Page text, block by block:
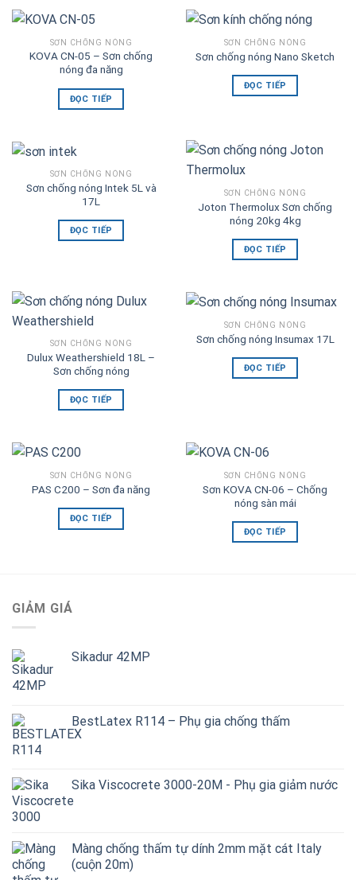
SƠN CHỐNG NÓNG
KOVA CN-05 – Sơn chống
nóng đa năng
ĐỌC TIẾP
SƠN CHỐNG NÓNG
Sơn chống nóng Nano Sketch
ĐỌC TIẾP
SƠN CHỐNG NÓNG
Sơn chống nóng Intek 5L và
17L
ĐỌC TIẾP
SƠN CHỐNG NÓNG
Joton Thermolux Sơn chống
nóng 20kg 4kg
ĐỌC TIẾP
SƠN CHỐNG NÓNG
Dulux Weathershield 18L –
Sơn chống nóng
ĐỌC TIẾP
SƠN CHỐNG NÓNG
Sơn chống nóng Insumax 17L
ĐỌC TIẾP
SƠN CHỐNG NÓNG
PAS C200 – Sơn đa năng
ĐỌC TIẾP
SƠN CHỐNG NÓNG
Sơn KOVA CN-06 – Chống
nóng sàn mái
ĐỌC TIẾP
GIẢM GIÁ
Sikadur 42MP
BestLatex R114 – Phụ gia chống thấm
Sika Viscocrete 3000-20M - Phụ gia giảm nước
Màng chống thấm tự dính 2mm mặt cát Italy
(cuộn 20m)